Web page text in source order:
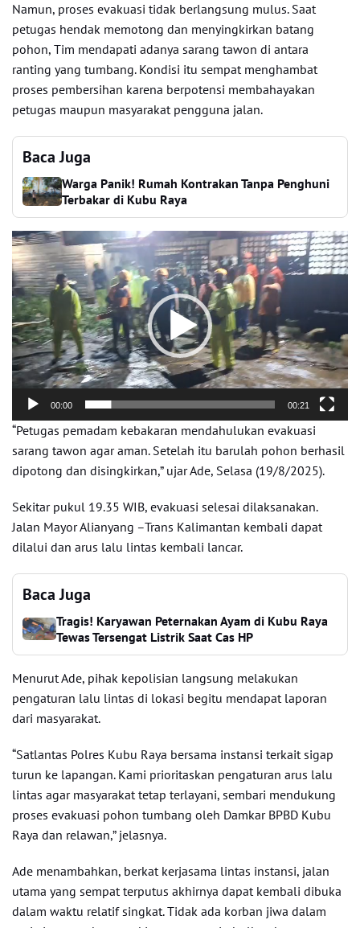
Namun, proses evakuasi tidak berlangsung mulus. Saat
petugas hendak memotong dan menyingkirkan batang
pohon, Tim mendapati adanya sarang tawon di antara
ranting yang tumbang. Kondisi itu sempat menghambat
proses pembersihan karena berpotensi membahayakan
petugas maupun masyarakat pengguna jalan.
Baca Juga
Warga Panik! Rumah Kontrakan Tanpa Penghuni
Terbakar di Kubu Raya
Pemutar
Video
00:00 00:21
“Petugas pemadam kebakaran mendahulukan evakuasi
sarang tawon agar aman. Setelah itu barulah pohon berhasil
dipotong dan disingkirkan,” ujar Ade, Selasa (19/8/2025).
Sekitar pukul 19.35 WIB, evakuasi selesai dilaksanakan.
Jalan Mayor Alianyang –Trans Kalimantan kembali dapat
dilalui dan arus lalu lintas kembali lancar.
Baca Juga
Tragis! Karyawan Peternakan Ayam di Kubu Raya
Tewas Tersengat Listrik Saat Cas HP
Menurut Ade, pihak kepolisian langsung melakukan
pengaturan lalu lintas di lokasi begitu mendapat laporan
dari masyarakat.
“Satlantas Polres Kubu Raya bersama instansi terkait sigap
turun ke lapangan. Kami prioritaskan pengaturan arus lalu
lintas agar masyarakat tetap terlayani, sembari mendukung
proses evakuasi pohon tumbang oleh Damkar BPBD Kubu
Raya dan relawan,” jelasnya.
Ade menambahkan, berkat kerjasama lintas instansi, jalan
utama yang sempat terputus akhirnya dapat kembali dibuka
dalam waktu relatif singkat. Tidak ada korban jiwa dalam